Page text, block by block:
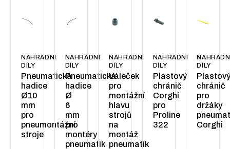
NÁHRADNÍ
DÍLY
Pneumatická
hadice
Ø10
mm
pro
pneumontážní
stroje
NÁHRADNÍ
DÍLY
Pneumatická
hadice
Ø
6
mm
pro
montéry
pneumatik
NÁHRADNÍ
DÍLY
Váleček
pro
montážní
hlavu
strojů
na
montáž
pneumatik
NÁHRADNÍ
DÍLY
Plastový
chránič
Corghi
pro
Proline
322
DÍLY
chránič
pro
držáky
Corghi